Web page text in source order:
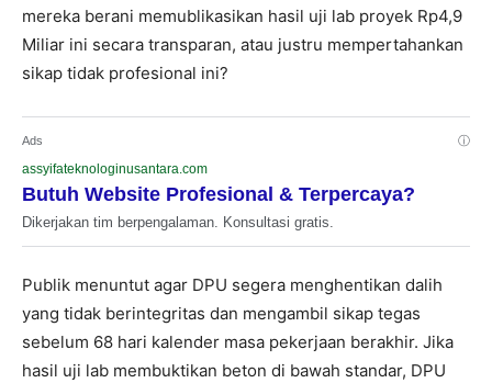
mereka berani memublikasikan hasil uji lab proyek Rp4,9
Miliar ini secara transparan, atau justru mempertahankan
sikap tidak profesional ini?
Ads ⓘ
assyifateknologinusantara.com
Butuh Website Profesional & Terpercaya?
Dikerjakan tim berpengalaman. Konsultasi gratis.
Publik menuntut agar DPU segera menghentikan dalih
yang tidak berintegritas dan mengambil sikap tegas
sebelum 68 hari kalender masa pekerjaan berakhir. Jika
hasil uji lab membuktikan beton di bawah standar, DPU